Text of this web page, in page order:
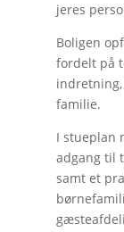
jeres
Boligen
fordelt på
familie.
I stueplan
adgang til
samt et